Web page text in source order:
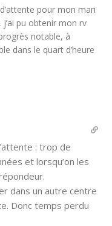
pour mon mari
pu obtenir mon rv
notable, à
dans le quart d’heure
: trop de
et lorsqu’on les
dans un autre centre
Donc temps perdu